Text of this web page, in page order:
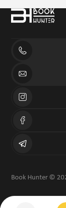
Book Hunter ©